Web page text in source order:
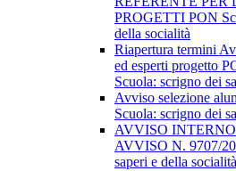
PROGETTI PON
della socialità
Riapertura termini
ed esperti progetto
Scuola: scrigno dei
Avviso selezione
Scuola: scrigno dei
AVVISO
AVVISO N. 9707/
saperi e della socialità